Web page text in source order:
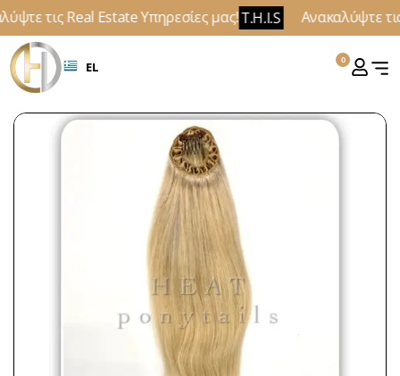
τις Real Estate Υπηρεσίες μας!T.H.I.S Ανακαλύψτε
EL 0